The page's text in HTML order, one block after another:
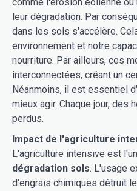
leur dégradation. Par
dans les sols s'accélère.
environnement et notre
nourriture. Par ailleurs, ces
interconnectées, créant un
Néanmoins, il est essentiel
mieux agir. Chaque jour,
perdus.
Impact de l'agriculture
L'agriculture intensive est
dégradation sols. L'usage
d'engrais chimiques détruit